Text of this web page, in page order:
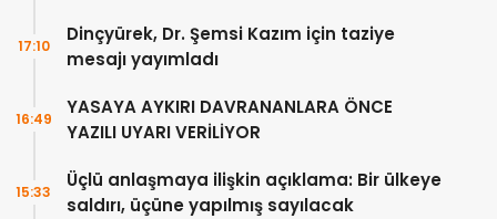
Dinçyürek, Dr. Şemsi Kazım için taziye
mesajı yayımladı
17:10
YASAYA AYKIRI DAVRANANLARA ÖNCE
YAZILI UYARI VERİLİYOR
16:49
Üçlü anlaşmaya ilişkin açıklama: Bir ülkeye
saldırı, üçüne yapılmış sayılacak
15:33